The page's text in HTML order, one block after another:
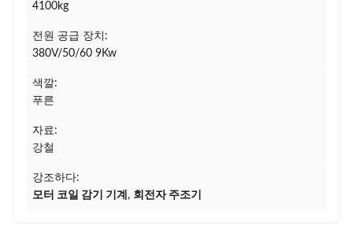
4100kg
전원 공급 장치:
380V/50/60 9Kw
색깔:
푸른
자료:
강철
강조하다:
모터 코일 감기 기계 , 회전자 주조기